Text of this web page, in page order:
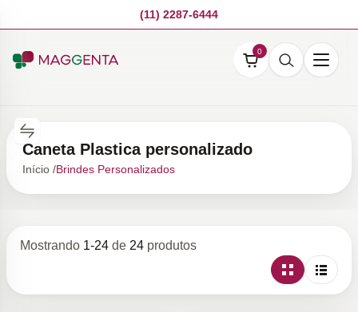
(11) 2287-6444
0
Caneta Plastica personalizado
Início /Brindes Personalizados
Mostrando 1-24 de 24 produtos